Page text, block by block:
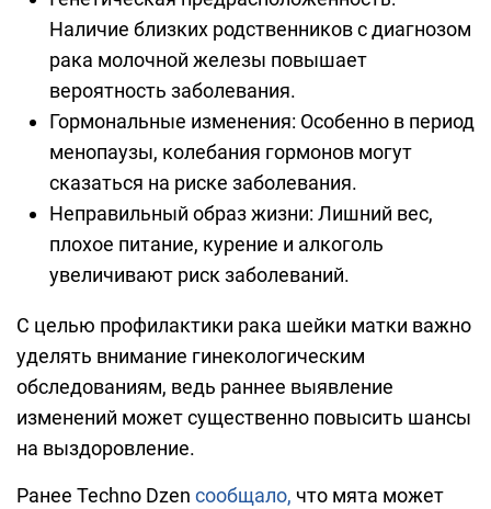
Наличие близких родственников с диагнозом
рака молочной железы повышает
вероятность заболевания.
Гормональные изменения: Особенно в период
менопаузы, колебания гормонов могут
сказаться на риске заболевания.
Неправильный образ жизни: Лишний вес,
плохое питание, курение и алкоголь
увеличивают риск заболеваний.
С целью профилактики рака шейки матки важно
уделять внимание гинекологическим
обследованиям, ведь раннее выявление
изменений может существенно повысить шансы
на выздоровление.
Ранее Techno Dzen сообщало, что мята может